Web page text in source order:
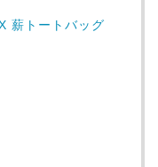
薪トートバッグ